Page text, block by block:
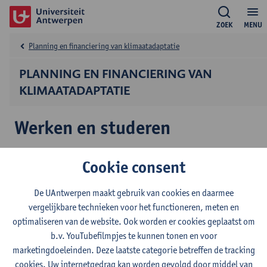
MENU
ZOEK
PLANNING EN FINANCIERING VAN
KLIMAATADAPTATIE
Planning en financiering van klimaatadaptatie
Werken en studeren
Opleidingsverlof, tijdskrediet en
opleidingscheques
Op dewebsite van Centrum Westvind je uitgebreide informatie
over financiële en administratieve ondersteuning, zoals:
Opleidingsverlof
Tijdskrediet
Opleidingscheques
Cookie consent
De UAntwerpen maakt gebruik van cookies en daarmee
vergelijkbare technieken voor het functioneren, meten en
optimaliseren van de website. Ook worden er cookies geplaatst om
b.v. YouTubefilmpjes te kunnen tonen en voor
marketingdoeleinden. Deze laatste categorie betreffen de tracking
cookies. Uw internetgedrag kan worden gevolgd door middel van